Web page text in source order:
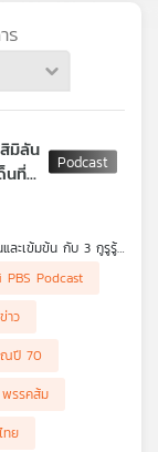
ร
มิลัน
ที่จะ
และเข้มข้น กับ 3 กูรูรู้
รบ้าง ?
บดูแลหรือไม่ ?
ห่งชาติหมู่เกาะสิมิ
งการประชานิยมอื่น
านายกฯ เพื่อไทยนั่ง
PBS Podcast
ข่าว
ณปี 70
พรรคส้ม
ทย